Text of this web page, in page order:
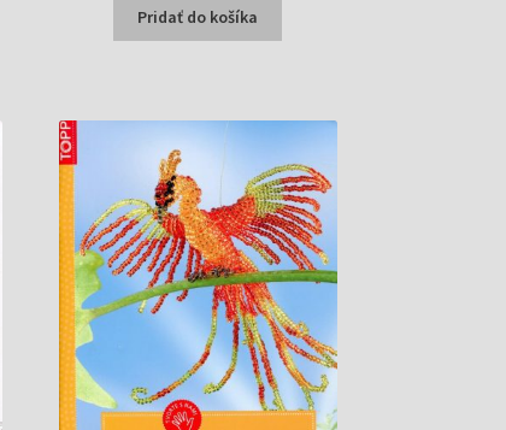
bola:
3,59 €.
je:
3,49 €.
Pridať do košíka